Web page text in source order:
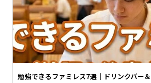
勉強できるファミレス7選｜ドリンクバー